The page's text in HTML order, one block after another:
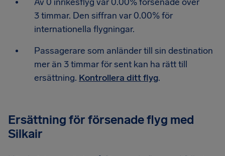
3 timmar. Den siffran var 0.00% för
internationella flygningar.
Passagerare som anländer till sin destination
mer än 3 timmar för sent kan ha rätt till
ersättning. Kontrollera ditt flyg.
Ersättning för försenade flyg med
Silkair